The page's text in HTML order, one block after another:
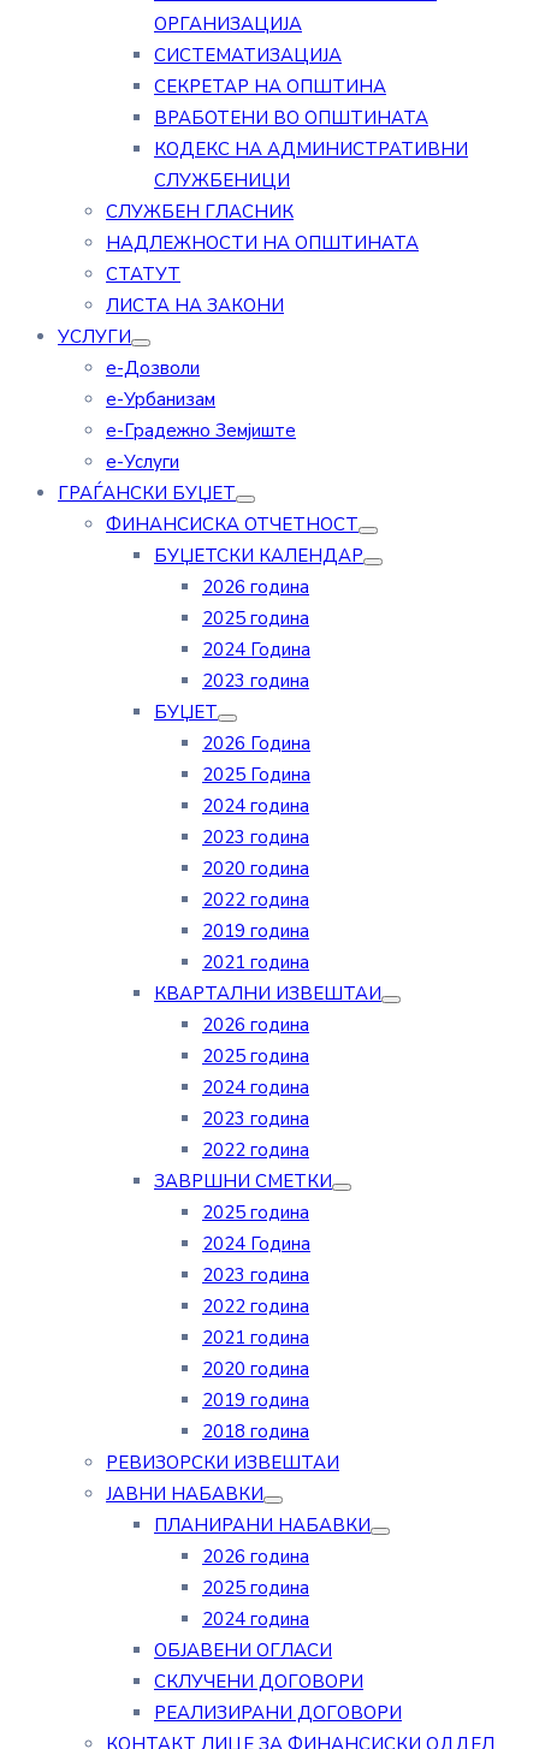
ОРГАНИЗАЦИЈА
СИСТЕМАТИЗАЦИЈА
СЕКРЕТАР НА ОПШТИНА
ВРАБОТЕНИ ВО ОПШТИНАТА
КОДЕКС НА АДМИНИСТРАТИВНИ
СЛУЖБЕНИЦИ
СЛУЖБЕН ГЛАСНИК
НАДЛЕЖНОСТИ НА ОПШТИНАТА
СТАТУТ
ЛИСТА НА ЗАКОНИ
УСЛУГИ
е-Дозволи
е-Урбанизам
е-Градежно Земјиште
е-Услуги
ГРАЃАНСКИ БУЏЕТ
ФИНАНСИСКА ОТЧЕТНОСТ
БУЏЕТСКИ КАЛЕНДАР
2026 година
2025 година
2024 Година
2023 година
БУЏЕТ
2026 Година
2025 Година
2024 година
2023 година
2020 година
2022 година
2019 година
2021 година
КВАРТАЛНИ ИЗВЕШТАИ
2026 година
2025 година
2024 година
2023 година
2022 година
ЗАВРШНИ СМЕТКИ
2025 година
2024 Година
2023 година
2022 година
2021 година
2020 година
2019 година
2018 година
РЕВИЗОРСКИ ИЗВЕШТАИ
ЈАВНИ НАБАВКИ
ПЛАНИРАНИ НАБАВКИ
2026 година
2025 година
2024 година
ОБЈАВЕНИ ОГЛАСИ
СКЛУЧЕНИ ДОГОВОРИ
РЕАЛИЗИРАНИ ДОГОВОРИ
КОНТАКТ ЛИЦЕ ЗА ФИНАНСИСКИ ОДДЕЛ